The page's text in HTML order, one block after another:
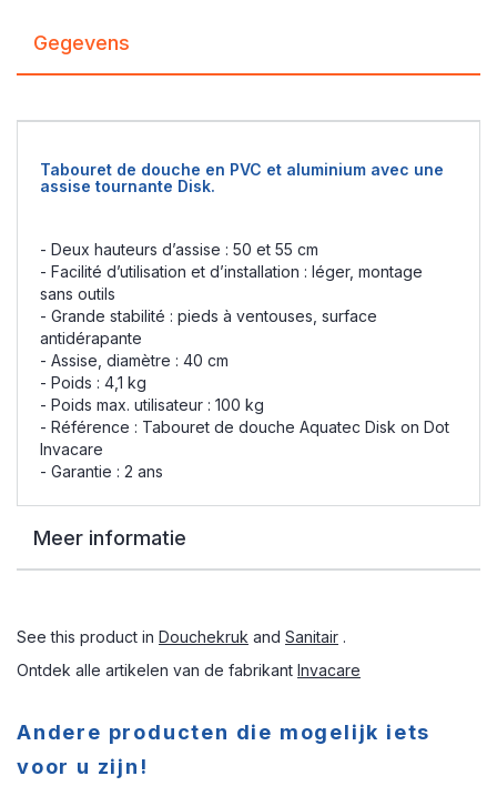
Gegevens
Tabouret de douche en PVC et aluminium avec une
assise tournante Disk.
- Deux hauteurs d’assise : 50 et 55 cm
- Facilité d’utilisation et d’installation : léger, montage
sans outils
- Grande stabilité : pieds à ventouses, surface
antidérapante
- Assise, diamètre : 40 cm
- Poids : 4,1 kg
- Poids max. utilisateur : 100 kg
- Référence : Tabouret de douche Aquatec Disk on Dot
Invacare
- Garantie : 2 ans
Meer informatie
See this product in Douchekruk and Sanitair .
Ontdek alle artikelen van de fabrikant Invacare
Andere producten die mogelijk iets
voor u zijn!